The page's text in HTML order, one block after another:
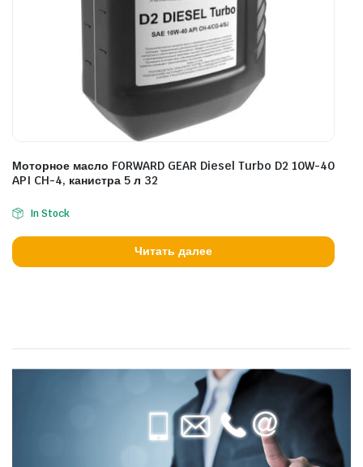
Моторное масло FORWARD GEAR Diesel Turbo D2 10W-40
API CH-4, канистра 5 л 32
In Stock
Читать далее